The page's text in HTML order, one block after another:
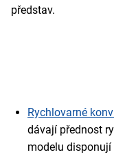
představ.
Rychlovarné
dávají přednost
modelu